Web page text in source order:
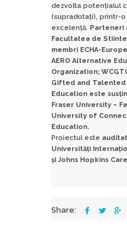
dezvolta potenţialul
(supradotaţi), printr-
excelență. Parteneri
Facultatea de
membri ECHA-
AERO Alternative
Organization;
Gifted and
Education este sus
Fraser University –
University of
Education.
Proiectul este
Universităţi
şi Johns Hopkins
Share: